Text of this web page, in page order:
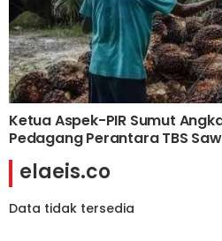
Ketua Aspek-PIR Sumut
Pedagang Perantara TBS
elaeis.co
Data tidak tersedia